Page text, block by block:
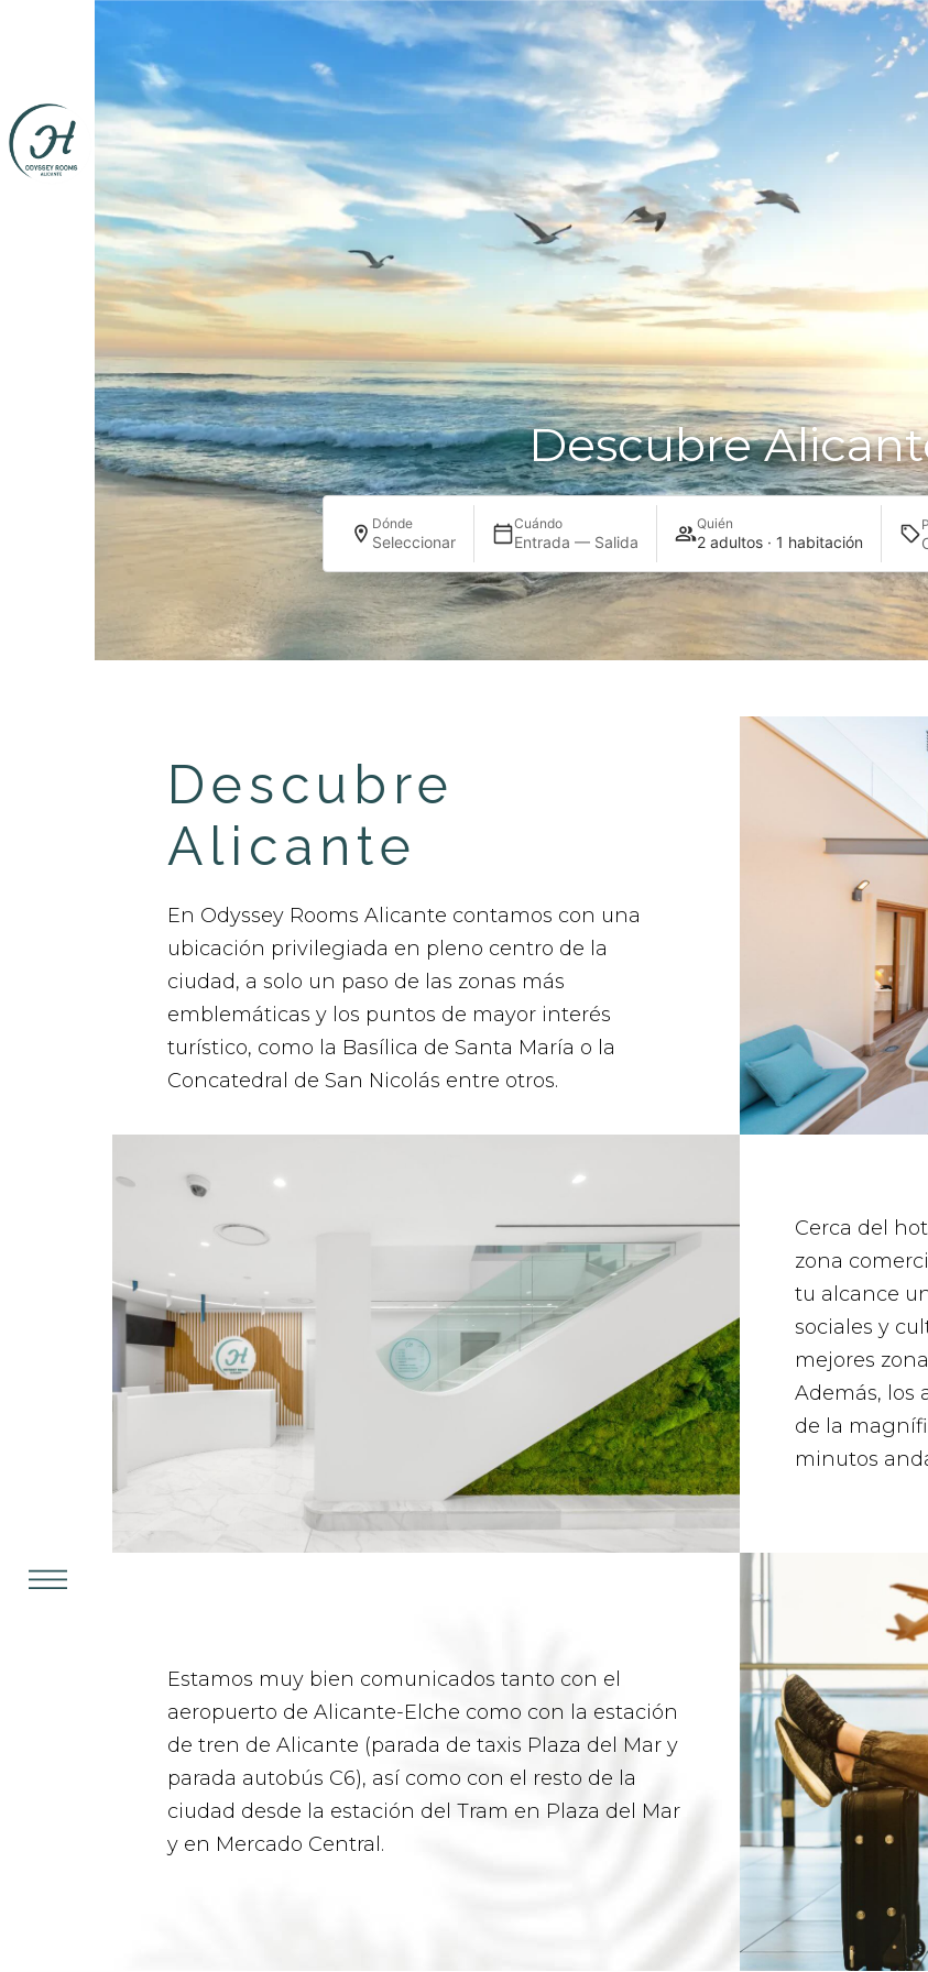
Descubre
Dónde
Seleccionar
Cuándo
Entrada — Salida
Quién
2 adultos · 1 habitación
Descubre
Alicante
En Odyssey Rooms Alicante contamos con una
ubicación privilegiada en pleno centro de la
ciudad, a solo un paso de las zonas más
emblemáticas y los puntos de mayor interés
turístico, como la Basílica de Santa María o la
Concatedral de San Nicolás entre otros.
Cerca del
zona
tu alcance
sociales y
mejores
Además, los
de la
minutos
Estamos muy bien comunicados tanto con el
aeropuerto de Alicante-Elche como con la estación
de tren de Alicante (parada de taxis Plaza del Mar y
parada autobús C6), así como con el resto de la
ciudad desde la estación del Tram en Plaza del Mar
y en Mercado Central.